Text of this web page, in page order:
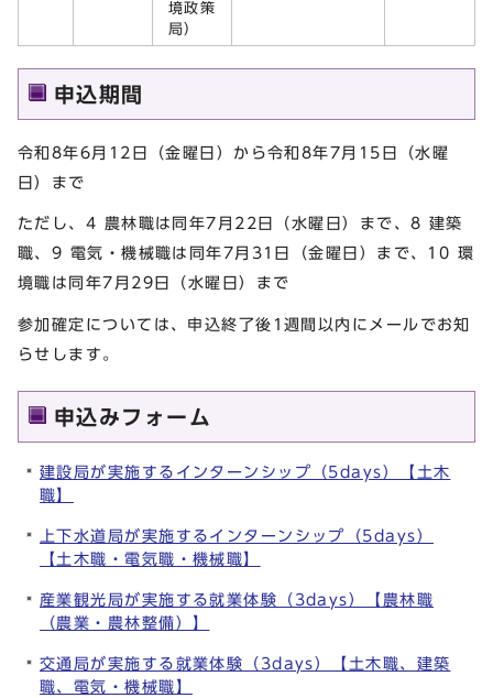
境政策
局）
申込期間
令和8年6月12日（金曜日）から令和8年7月15日（水曜
日）まで
ただし、4 農林職は同年7月22日（水曜日）まで、8 建築
職、9 電気・機械職は同年7月31日（金曜日）まで、10 環
境職は同年7月29日（水曜日）まで
参加確定については、申込終了後1週間以内にメールでお知
らせします。
申込みフォーム
建設局が実施するインターンシップ（5days）【土木
職】
上下水道局が実施するインターンシップ（5days）
【土木職・電気職・機械職】
産業観光局が実施する就業体験（3days）【農林職
（農業・農林整備）】
交通局が実施する就業体験（3days）【土木職、建築
職、電気・機械職】